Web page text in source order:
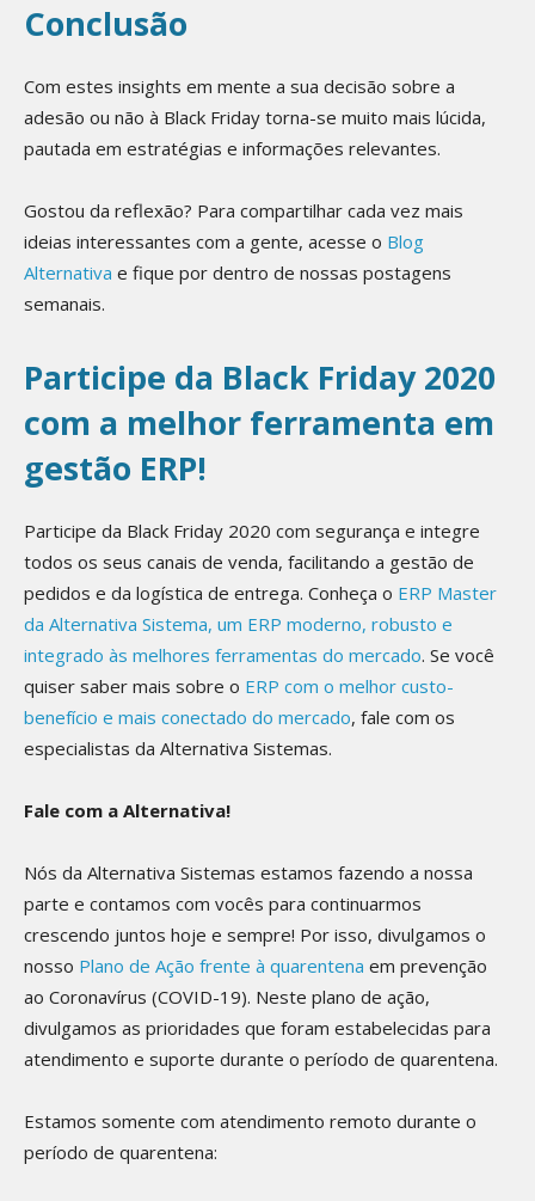
Conclusão
Com estes insights em mente a sua decisão sobre a
adesão ou não à Black Friday torna-se muito mais lúcida,
pautada em estratégias e informações relevantes.
Gostou da reflexão? Para compartilhar cada vez mais
ideias interessantes com a gente, acesse o Blog
Alternativa e fique por dentro de nossas postagens
semanais.
Participe da Black Friday 2020
com a melhor ferramenta em
gestão ERP!
Participe da Black Friday 2020 com segurança e integre
todos os seus canais de venda, facilitando a gestão de
pedidos e da logística de entrega. Conheça o ERP Master
da Alternativa Sistema, um ERP moderno, robusto e
integrado às melhores ferramentas do mercado. Se você
quiser saber mais sobre o ERP com o melhor custo-
benefício e mais conectado do mercado, fale com os
especialistas da Alternativa Sistemas.
Fale com a Alternativa!
Nós da Alternativa Sistemas estamos fazendo a nossa
parte e contamos com vocês para continuarmos
crescendo juntos hoje e sempre! Por isso, divulgamos o
nosso Plano de Ação frente à quarentena em prevenção
ao Coronavírus (COVID-19). Neste plano de ação,
divulgamos as prioridades que foram estabelecidas para
atendimento e suporte durante o período de quarentena.
Estamos somente com atendimento remoto durante o
período de quarentena: